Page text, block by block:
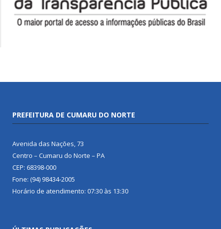
PREFEITURA DE CUMARU DO NORTE
Avenida das Nações, 73
Centro – Cumaru do Norte – PA
CEP: 68398-000
Fone: (94) 98434-2005
Horário de atendimento: 07:30 às 13:30